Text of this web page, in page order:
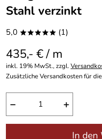
Stahl verzinkt
5,0 ***** (1)
435,- € / m
inkl. 19% MwSt., zzgl.
Zusätzliche Versandkosten für
− +
In den